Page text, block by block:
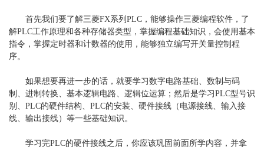
首先我们要了解三菱FX系列PLC ，能够操作三菱编程软件，了
解PLC工作原理和各种存储器类型，掌握编程基础知识，会使用基本
指令，掌握定时器和计数器的使用，能够独立编写开关量控制程
序。
如果想要再进一步的话，就要学习数字电路基础、数制与码
制、进制转换、基本逻辑电路、逻辑位运算；然后是学习PLC型号识
别、PLC的硬件结构、PLC的安装、硬件接线（电源接线、输入接
线、输出接线）等一些基础知识。
学习完PLC的硬件接线之后，你应该巩固前面所学内容，并拿